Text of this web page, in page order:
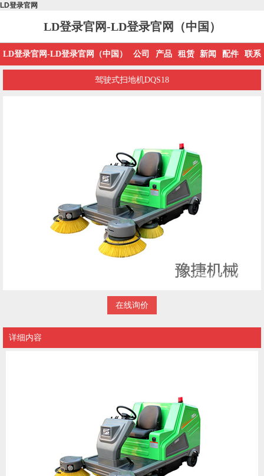
LD登录官网
LD登录官网-LD登录官网（中国）
LD登录官网-LD登录官网（中国） 公司 产品 租赁 新闻 配件 联系
驾驶式扫地机DQS18
在线询价
详细内容